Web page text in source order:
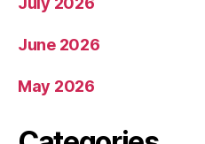
June 2026
May 2026